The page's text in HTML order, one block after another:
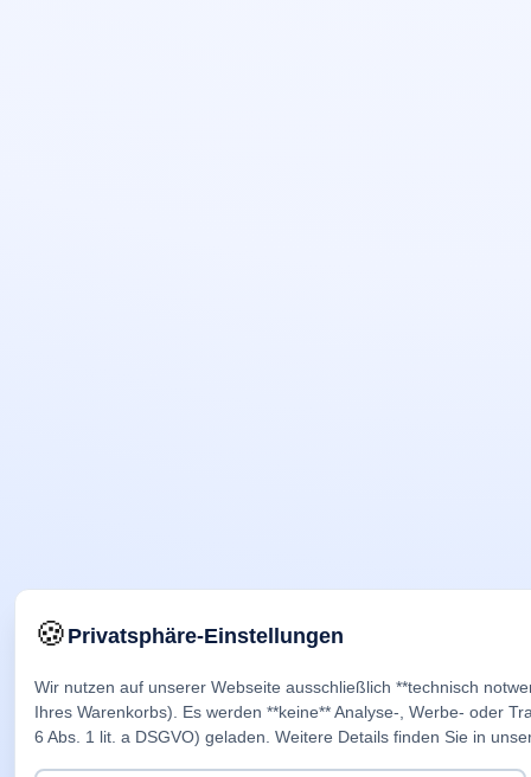
🍪Privatsphäre-Einstellungen
Wir nutzen auf unserer Webseite ausschließlich **technisch
Ihres Warenkorbs). Es werden **keine** Analyse-, Werbe- oder
6 Abs. 1 lit. a DSGVO) geladen. Weitere Details finden Sie in